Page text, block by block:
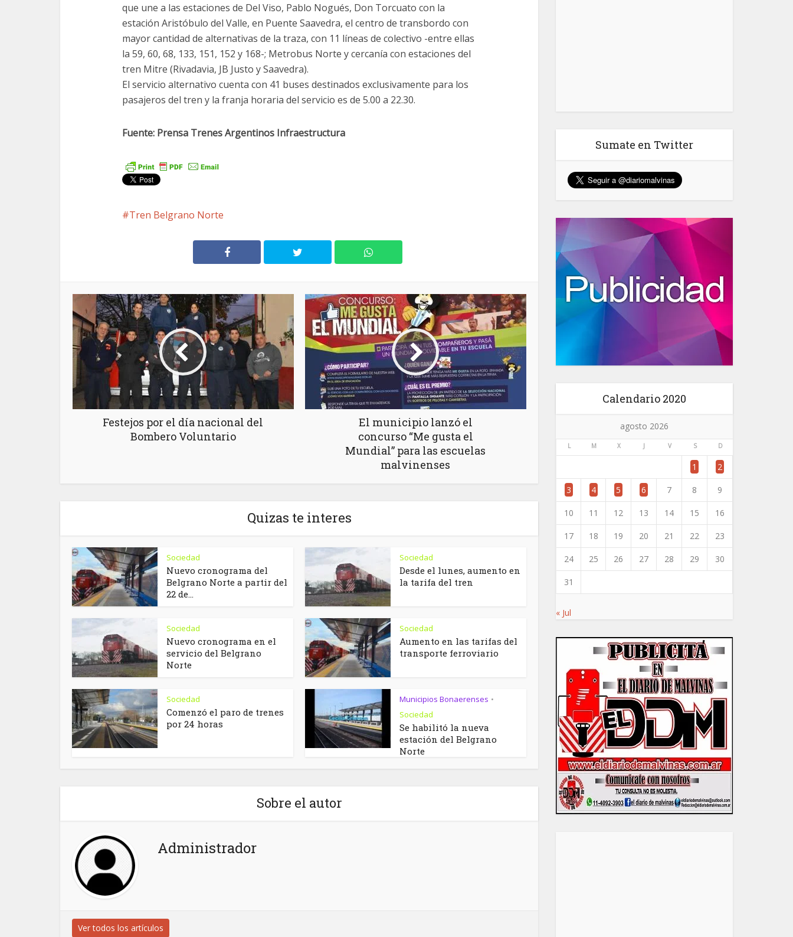
que une a las estaciones de Del Viso, Pablo Nogués, Don Torcuato con la
estación Aristóbulo del Valle, en Puente Saavedra, el centro de transbordo con
mayor cantidad de alternativas de la traza, con 11 líneas de colectivo -entre ellas
la 59, 60, 68, 133, 151, 152 y 168-; Metrobus Norte y cercanía con estaciones del
tren Mitre (Rivadavia, JB Justo y Saavedra).
El servicio alternativo cuenta con 41 buses destinados exclusivamente para los
pasajeros del tren y la franja horaria del servicio es de 5.00 a 22.30.
Fuente: Prensa Trenes Argentinos Infraestructura
Tren Belgrano Norte
Festejos por el día nacional del
Bombero Voluntario
El municipio lanzó el
concurso “Me gusta el
Mundial” para las escuelas
malvinenses
Quizas te interes
Sociedad
Nuevo cronograma del
Belgrano Norte a partir del
22 de...
Sociedad
Desde el lunes, aumento en
la tarifa del tren
Sociedad
Nuevo cronograma en el
servicio del Belgrano
Norte
Sociedad
Aumento en las tarifas del
transporte ferroviario
Sociedad
Comenzó el paro de trenes
por 24 horas
Municipios Bonaerenses •
Sociedad
Se habilitó la nueva
estación del Belgrano
Norte
Sobre el autor
Administrador
Ver todos los artículos
Sumate en Twitter
Calendario 2020
agosto 2026
L M X J V S D
1 2
3 4 5 6 7 8 9
10 11 12 13 14 15 16
17 18 19 20 21 22 23
24 25 26 27 28 29 30
31
« Jul